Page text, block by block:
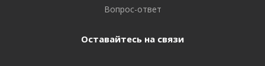
Вопрос-ответ
Оставайтесь на связи